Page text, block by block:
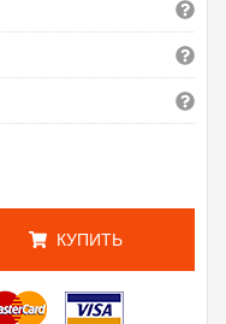
КУПИТЬ